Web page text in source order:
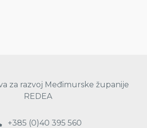
za razvoj Međimurske županije
REDEA
+385 (0)40 395 560